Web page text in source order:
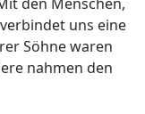
uns eine
Söhne waren
nahmen den